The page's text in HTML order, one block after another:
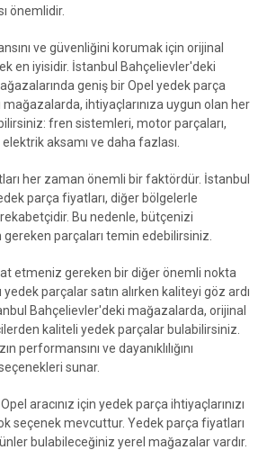
önemlidir.
ve güvenliğini korumak için orijinal
en iyisidir. İstanbul Bahçelievler'deki
geniş bir Opel yedek parça
ihtiyaçlarınıza uygun olan her
fren sistemleri, motor parçaları,
aksamı ve daha fazlası.
her zaman önemli bir faktördür. İstanbul
parça fiyatları, diğer bölgelerle
rekabetçidir. Bu nedenle, bütçenizi
gereken parçaları temin edebilirsiniz.
etmeniz gereken bir diğer önemli nokta
parçalar satın alırken kaliteyi göz ardı
Bahçelievler'deki mağazalarda, orijinal
kaliteli yedek parçalar bulabilirsiniz.
performansını ve dayanıklılığını
sunar.
aracınız için yedek parça ihtiyaçlarınızı
seçenek mevcuttur. Yedek parça fiyatları
bulabileceğiniz yerel mağazalar vardır.